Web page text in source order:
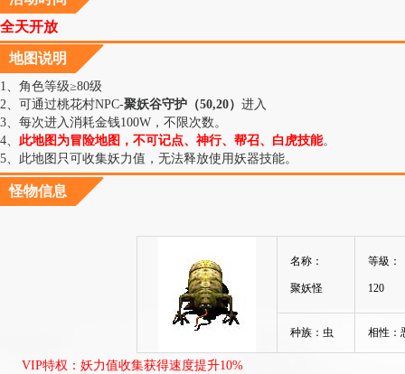
全天开放
地图说明
1、角色等级≥80级
2、可通过桃花村NPC-聚妖谷守护（50,20） 进入
3、每次进入消耗金钱100W，不限次数。
4、 此地图为冒险地图，不可记点、神行、帮召、白虎技能。
5、此地图只可收集妖力值，无法释放使用妖器技能。
怪物信息
名称：
聚妖怪
等級：
120
种族：虫 相性：
VIP特权：妖力值收集获得速度提升10%